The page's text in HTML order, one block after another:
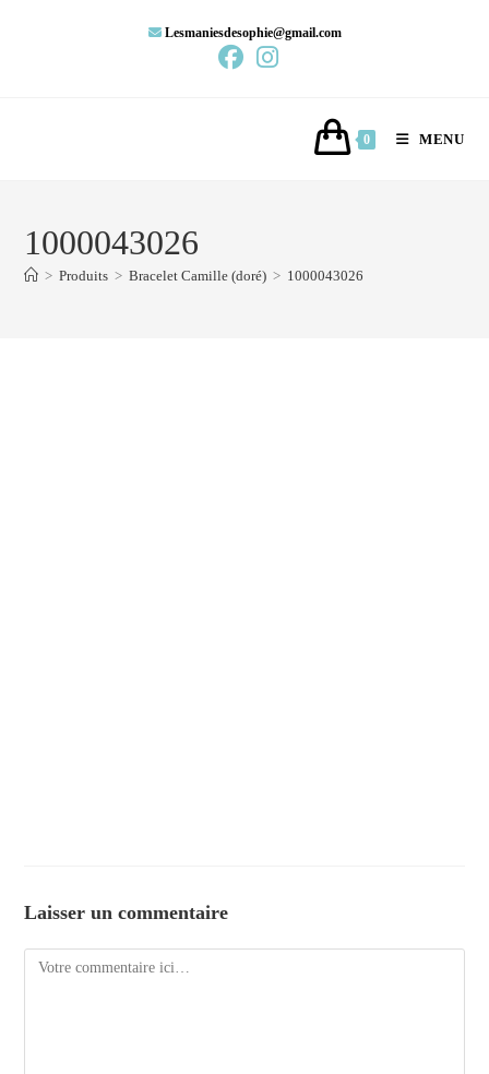
Lesmaniesdesophie@gmail.com
0 MENU
1000043026
> Produits > Bracelet Camille (doré) > 1000043026
Laisser un commentaire